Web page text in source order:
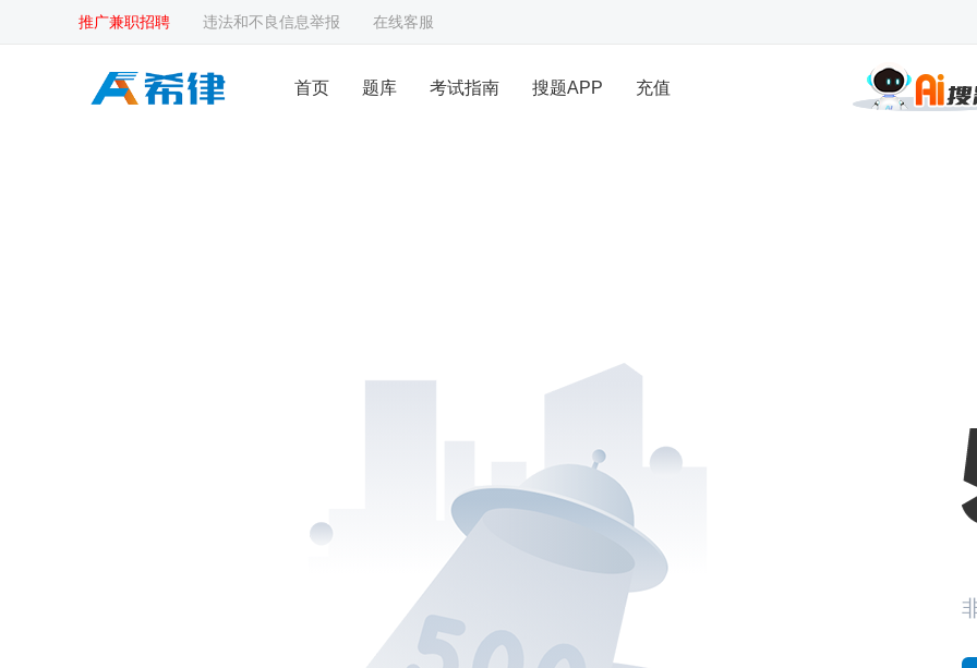
推广兼职招聘 违法和不良信息举报 在线客服
首页 题库 考试指南 搜题APP 充值